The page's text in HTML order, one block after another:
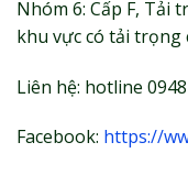
Nhóm 6: Cấp F, Tải
khu vực có tải
Liên hệ: hotline
Facebook: https://